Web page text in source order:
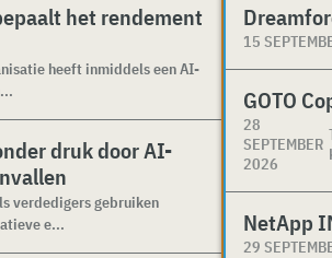
het rendement
heeft inmiddels een AI-
druk door AI-
verdedigers gebruiken
e...
15
GOTO
28
SEPTEMBER
2026
NetApp
29